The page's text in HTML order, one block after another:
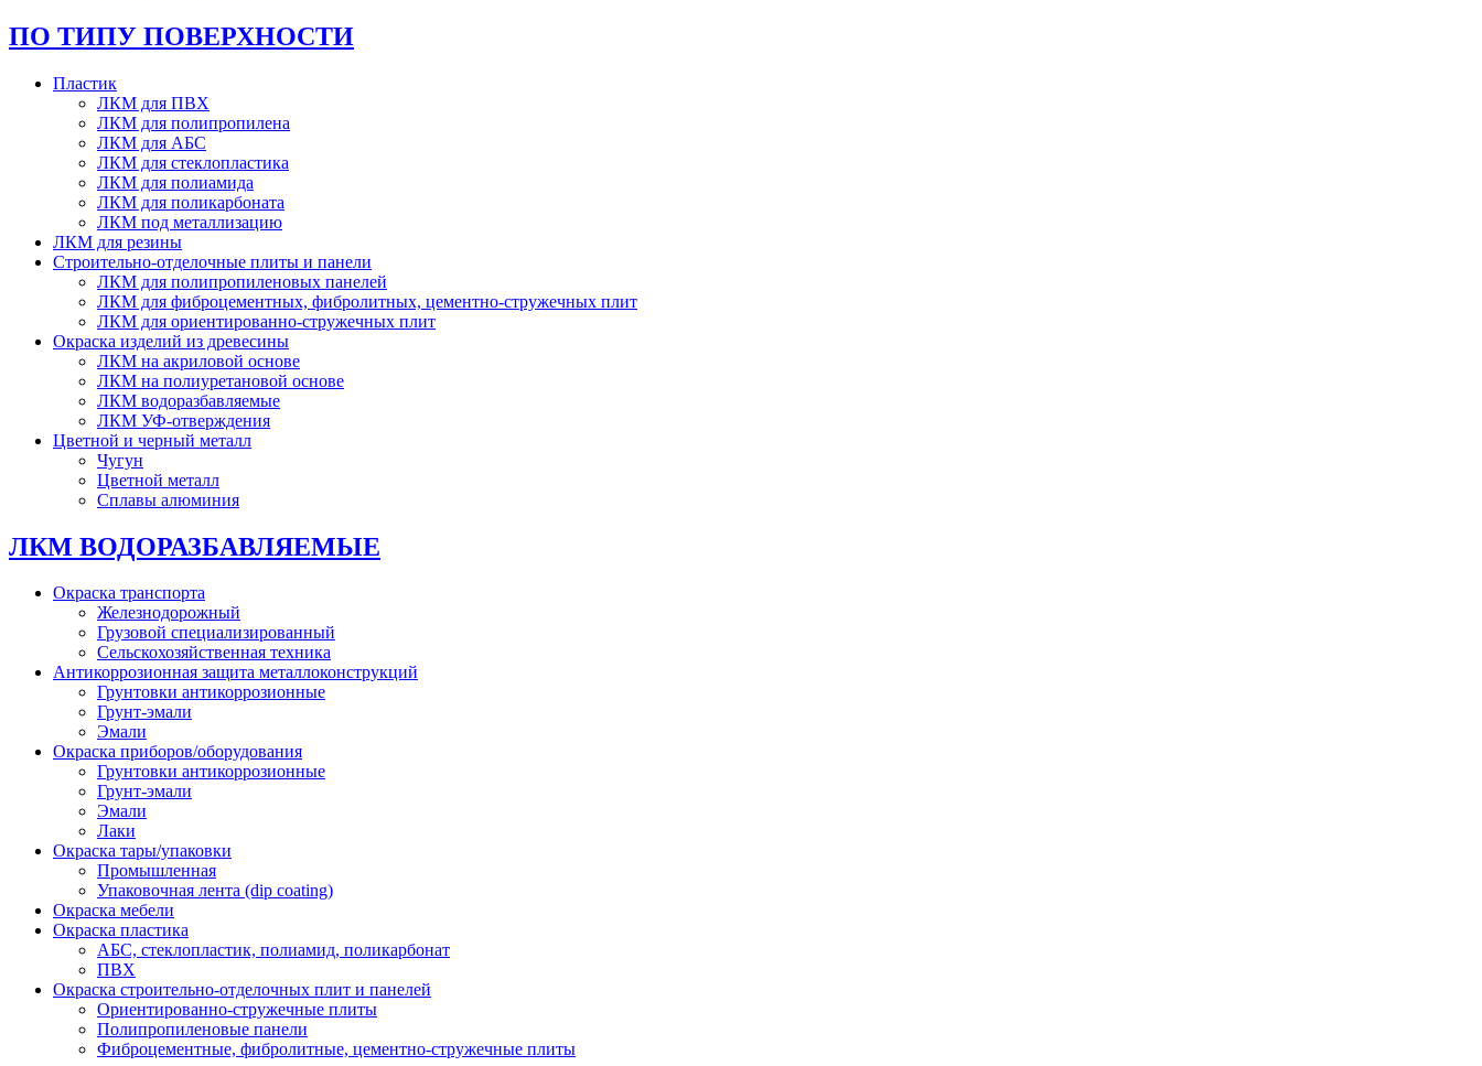
ПО ТИПУ ПОВЕРХНОСТИ
Пластик
ЛКМ для ПВХ
ЛКМ для полипропилена
ЛКМ для АБС
ЛКМ для стеклопластика
ЛКМ для полиамида
ЛКМ для поликарбоната
ЛКМ под металлизацию
ЛКМ для резины
Строительно-отделочные плиты и панели
ЛКМ для полипропиленовых панелей
ЛКМ для фиброцементных, фибролитных, цементно-стружечных плит
ЛКМ для ориентированно-стружечных плит
Окраска изделий из древесины
ЛКМ на акриловой основе
ЛКМ на полиуретановой основе
ЛКМ водоразбавляемые
ЛКМ УФ-отверждения
Цветной и черный металл
Чугун
Цветной металл
Сплавы алюминия
ЛКМ ВОДОРАЗБАВЛЯЕМЫЕ
Окраска транспорта
Железнодорожный
Грузовой специализированный
Сельскохозяйственная техника
Антикоррозионная защита металлоконструкций
Грунтовки антикоррозионные
Грунт-эмали
Эмали
Окраска приборов/оборудования
Грунтовки антикоррозионные
Грунт-эмали
Эмали
Лаки
Окраска тары/упаковки
Промышленная
Упаковочная лента (dip coating)
Окраска мебели
Окраска пластика
АБС, стеклопластик, полиамид, поликарбонат
ПВХ
Окраска строительно-отделочных плит и панелей
Ориентированно-стружечные плиты
Полипропиленовые панели
Фиброцементные, фибролитные, цементно-стружечные плиты